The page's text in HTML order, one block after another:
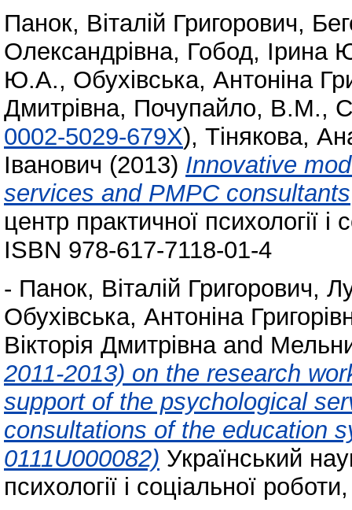
Панок, Віталій Григорович,
Олександрівна, Гобод, Ірина
Ю.А., Обухівська, Антоніна
Дмитрівна, Почупайло, В.М.,
0002-5029-679X), Тінякова,
Іванович (2013) Innovative
services and PMPC consultants
центр практичної психології
ISBN 978-617-7118-01-4
- Панок, Віталій Григорович,
Обухівська, Антоніна
Вікторія Дмитрівнаand
2011-2013) on the research
support of the psychological
consultations of the education
0111U000082) Український
психології і соціальної